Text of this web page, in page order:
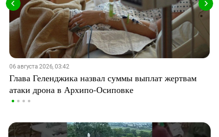
06 августа 2026, 03:42
Глава Геленджика назвал суммы выплат жертвам
атаки дрона в Архипо-Осиповке